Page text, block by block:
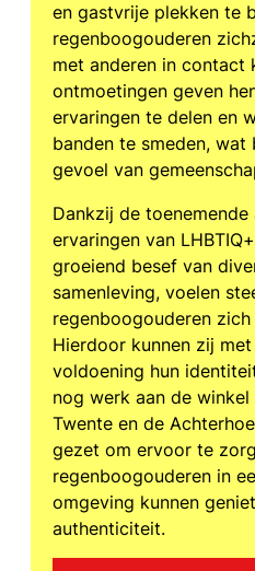
en gastvrije plekken te
regenboogouderen
met anderen in contact
ontmoetingen geven
ervaringen te delen en
banden te smeden, wat
gevoel van
Dankzij de
ervaringen van
groeiend besef van
samenleving, voelen
regenboogouderen
Hierdoor kunnen zij
voldoening hun
nog werk aan de
Twente en de
gezet om ervoor te
regenboogouderen in
omgeving kunnen
authenticiteit.